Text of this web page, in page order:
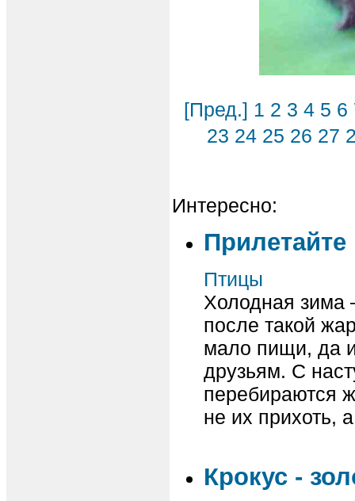
[Пред.] 1 2 3 4 5 6
23 24 25 26 27
Интересно:
Птицы
Холодная зима
после такой
мало пищи, да
друзьям. С
перебираются
не их прихоть,
Крокус -